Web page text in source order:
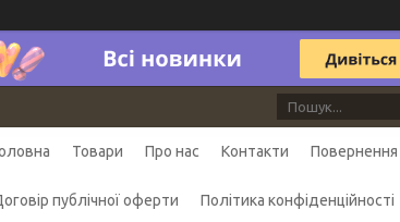
Товари Про нас Контакти Повернення
публічної оферти Політика конфіденційності